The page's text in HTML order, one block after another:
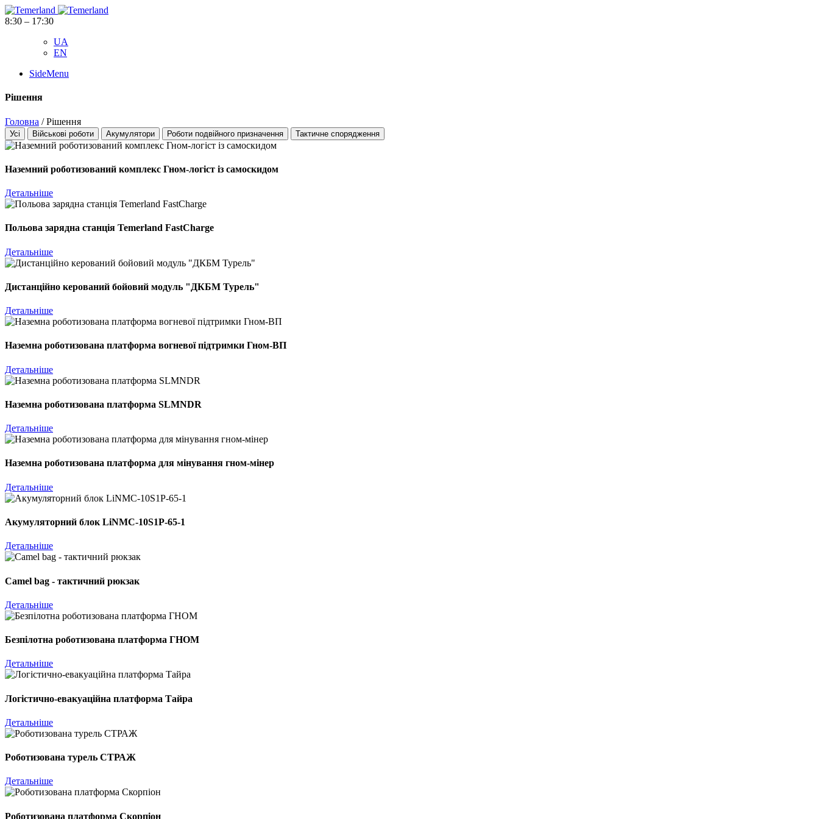
8:30 – 17:30
UA
EN
SideMenu
Рішення
Головна /Рішення
Усі Військові роботи Акумулятори Роботи подвійного призначення Тактичне спорядження
Наземний роботизований комплекс Гном-логіст із самоскидом
Детальніше
Польова зарядна станція Temerland FastCharge
Детальніше
Дистанційно керований бойовий модуль "ДКБМ Турель"
Детальніше
Наземна роботизована платформа вогневої підтримки Гном-ВП
Детальніше
Наземна роботизована платформа SLMNDR
Детальніше
Наземна роботизована платформа для мінування гном-мінер
Детальніше
Акумуляторний блок LiNMC-10S1P-65-1
Детальніше
Camel bag - тактичний рюкзак
Детальніше
Безпілотна роботизована платформа ГНОМ
Детальніше
Логістично-евакуаційна платформа Тайра
Детальніше
Роботизована турель СТРАЖ
Детальніше
Роботизована платформа Скорпіон